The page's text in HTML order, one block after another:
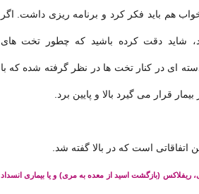
هم باید فکر کرد و برنامه ریزی داشت. اگر
شاید دقت کرده باشید که چطور تخت های
ای در کنار تخت ها در نظر گرفته شده که با
قرار می گیرد بالا و پایین برد.
اتفاقاتی است که در بالا گفته شد.
(بازگشت اسید از معده به مری) و یا بیماری انسداد